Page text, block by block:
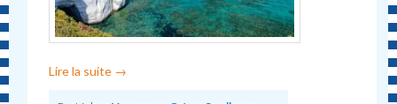
Lire la suite →